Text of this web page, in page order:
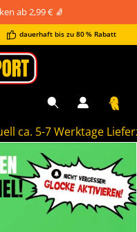
ab 2,99 € 🧦
dauerhaft bis zu 80 % Rabatt
ca. 5-7 Werktage